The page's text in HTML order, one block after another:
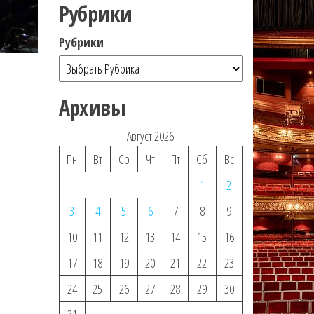
Рубрики
Рубрики
Архивы
Август 2026
Пн
Вт Ср Чт Пт Сб
Вс
1
2
3
4 5 6 7 8
9
10
11 12 13 14 15
16
17
18 19 20 21 22
23
24
25 26 27 28 29
30